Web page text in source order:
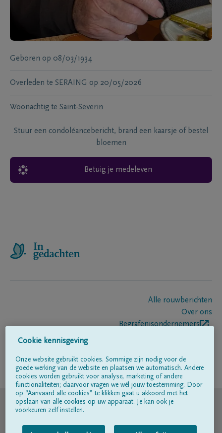
Geboren op 08/03/1934
Overleden te SERAING op 20/05/2026
Woonachtig te Saint-Severin
Stuur een condoléancebericht, brand een kaarsje of bestel
bloemen
Betuig je medeleven
Alle rouwberichten
Over ons
Begrafenisondernemers
Volg ons op
© DELA
Gebruiksvoorwaarden
Cookie kennisgeving
Onze website gebruikt cookies. Sommige zijn nodig voor de
goede werking van de website en plaatsen we automatisch. Andere
cookies worden gebruikt voor analyse, marketing of andere
functionaliteiten; daarvoor vragen we wél jouw toestemming. Door
op “Aanvaard alle cookies” te klikken gaat u akkoord met het
opslaan van alle cookies op uw apparaat. Je kan ook je
voorkeuren zelf instellen.